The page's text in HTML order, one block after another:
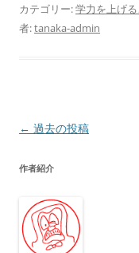
カテゴリー:学力を上げ
者:tanaka-admin
投
ナ
ゲ
ー
← 過去の投稿
作者紹介